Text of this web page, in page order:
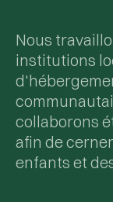
Nous
institutions
collaborons
afin de
enfants et